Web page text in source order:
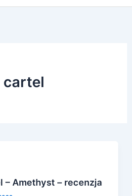
cartel
– Amethyst – recenzja